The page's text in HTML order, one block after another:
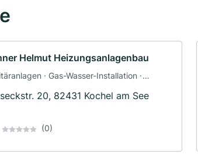
Helmut Heizungsanlagenbau
· Gas-Wasser-Installation ·
20, 82431 Kochel am See
(0)